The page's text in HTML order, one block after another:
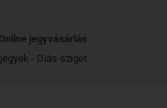
Online jegyvásárlás
- Diás-sziget